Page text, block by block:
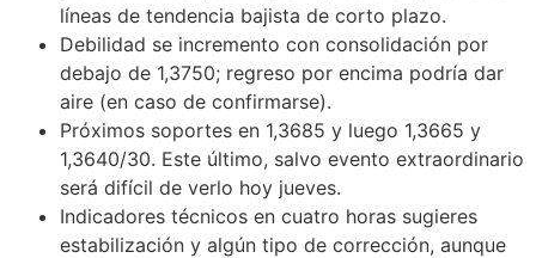
líneas de tendencia bajista de corto plazo.
Debilidad se incremento con consolidación por
debajo de 1,3750; regreso por encima podría dar
aire (en caso de confirmarse).
Próximos soportes en 1,3685 y luego 1,3665 y
1,3640/30. Este último, salvo evento extraordinario
será difícil de verlo hoy jueves.
Indicadores técnicos en cuatro horas sugieres
estabilización y algún tipo de corrección, aunque